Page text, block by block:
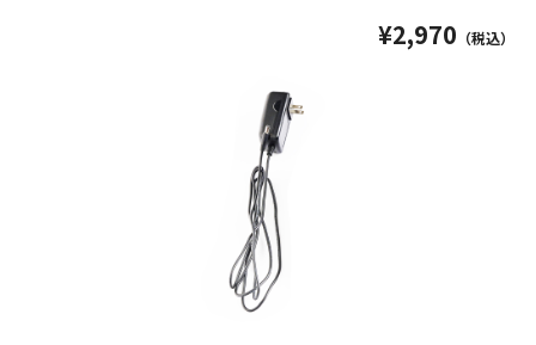
¥2,970 （税込）